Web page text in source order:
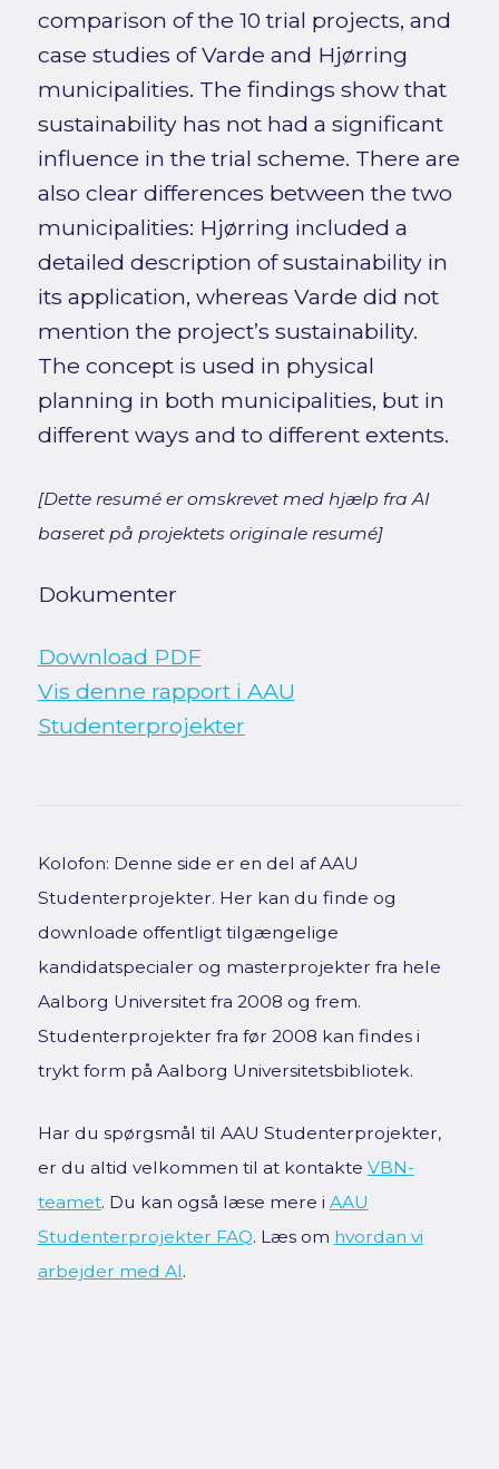
comparison of the 10 trial projects, and
case studies of Varde and Hjørring
municipalities. The findings show that
sustainability has not had a significant
influence in the trial scheme. There are
also clear differences between the two
municipalities: Hjørring included a
detailed description of sustainability in
its application, whereas Varde did not
mention the project’s sustainability.
The concept is used in physical
planning in both municipalities, but in
different ways and to different extents.
[Dette resumé er omskrevet med hjælp fra AI
baseret på projektets originale resumé]
Dokumenter
Download PDF
Vis denne rapport i AAU
Studenterprojekter
Kolofon: Denne side er en del af AAU
Studenterprojekter. Her kan du finde og
downloade offentligt tilgængelige
kandidatspecialer og masterprojekter fra hele
Aalborg Universitet fra 2008 og frem.
Studenterprojekter fra før 2008 kan findes i
trykt form på Aalborg Universitetsbibliotek.
Har du spørgsmål til AAU Studenterprojekter,
er du altid velkommen til at kontakte VBN-
teamet. Du kan også læse mere i AAU
Studenterprojekter FAQ. Læs om hvordan vi
arbejder med AI.